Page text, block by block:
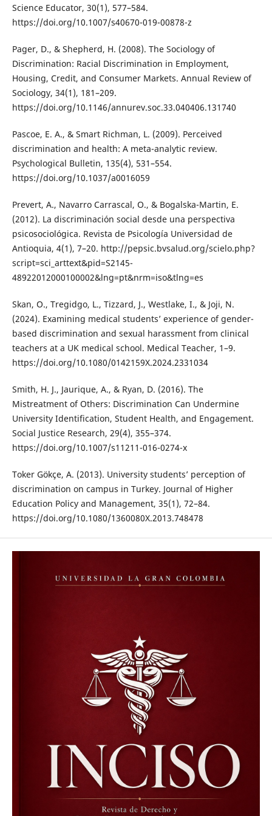
Science Educator, 30(1), 577–584.
https://doi.org/10.1007/s40670-019-00878-z
Pager, D., & Shepherd, H. (2008). The Sociology of
Discrimination: Racial Discrimination in Employment,
Housing, Credit, and Consumer Markets. Annual Review of
Sociology, 34(1), 181–209.
https://doi.org/10.1146/annurev.soc.33.040406.131740
Pascoe, E. A., & Smart Richman, L. (2009). Perceived
discrimination and health: A meta-analytic review.
Psychological Bulletin, 135(4), 531–554.
https://doi.org/10.1037/a0016059
Prevert, A., Navarro Carrascal, O., & Bogalska-Martin, E.
(2012). La discriminación social desde una perspectiva
psicosociológica. Revista de Psicología Universidad de
Antioquia, 4(1), 7–20. http://pepsic.bvsalud.org/scielo.php?
script=sci_arttext&pid=S2145-
48922012000100002&lng=pt&nrm=iso&tlng=es
Skan, O., Tregidgo, L., Tizzard, J., Westlake, I., & Joji, N.
(2024). Examining medical students’ experience of gender-
based discrimination and sexual harassment from clinical
teachers at a UK medical school. Medical Teacher, 1–9.
https://doi.org/10.1080/0142159X.2024.2331034
Smith, H. J., Jaurique, A., & Ryan, D. (2016). The
Mistreatment of Others: Discrimination Can Undermine
University Identification, Student Health, and Engagement.
Social Justice Research, 29(4), 355–374.
https://doi.org/10.1007/s11211-016-0274-x
Toker Gökçe, A. (2013). University students’ perception of
discrimination on campus in Turkey. Journal of Higher
Education Policy and Management, 35(1), 72–84.
https://doi.org/10.1080/1360080X.2013.748478